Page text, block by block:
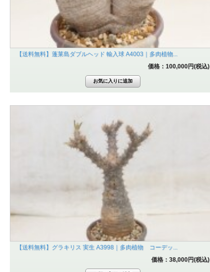
【送料無料】蓬莱島ダブルヘッド 輸入球 A4003｜多肉植物...
価格：100,000円(税込)
【送料無料】グラキリス 実生 A3998｜多肉植物 コーデッ...
価格：38,000円(税込)